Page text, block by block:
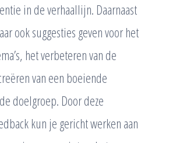
in de verhaallijn. Daarnaast
ook suggesties geven voor het
het verbeteren van de
van een boeiende
doelgroep. Door deze
kun je gericht werken aan